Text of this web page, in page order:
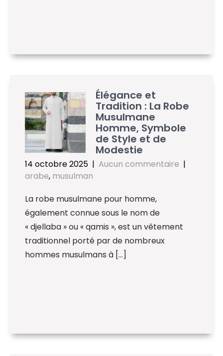
Élégance et
Tradition : La Robe
Musulmane
Homme, Symbole
de Style et de
Modestie
14 octobre 2025 | Aucun commentaire |
arabe, musulman
La robe musulmane pour homme,
également connue sous le nom de
« djellaba » ou « qamis », est un vêtement
traditionnel porté par de nombreux
hommes musulmans à […]